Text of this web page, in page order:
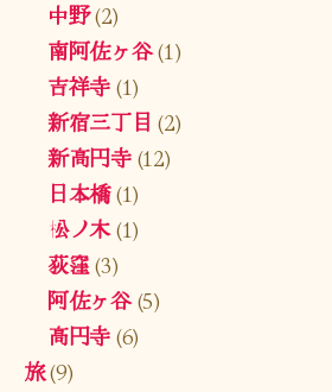
中野(2)
南阿佐ヶ谷(1)
吉祥寺(1)
新宿三丁目 (2)
新高円寺(12)
日本橋(1)
松ノ木(1)
荻窪(3)
阿佐ヶ谷(5)
高円寺(6)
旅(9)